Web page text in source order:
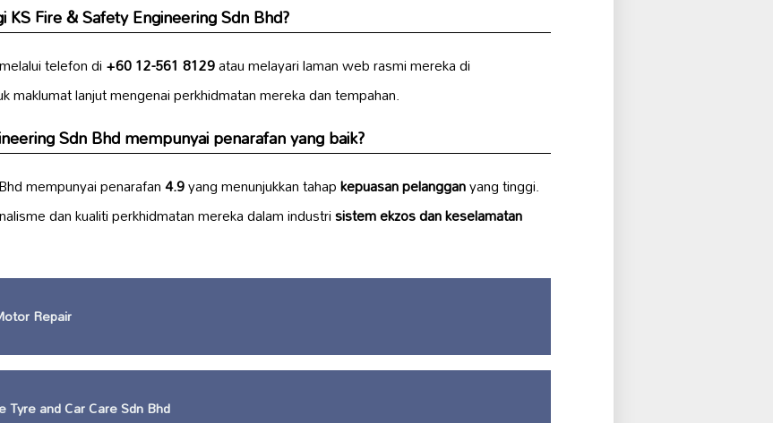
Fire & Safety Engineering Sdn Bhd?
telefon di+60 12-561 8129atau melayari laman web rasmi mereka di
maklumat lanjut mengenai perkhidmatan mereka dan tempahan.
Sdn Bhd mempunyai penarafan yang baik?
mempunyai penarafan4.9yang menunjukkan tahapkepuasan pelangganyang tinggi.
dan kualiti perkhidmatan mereka dalam industrisistem ekzos dan keselamatan
Repair
Tyre and Car Care Sdn Bhd